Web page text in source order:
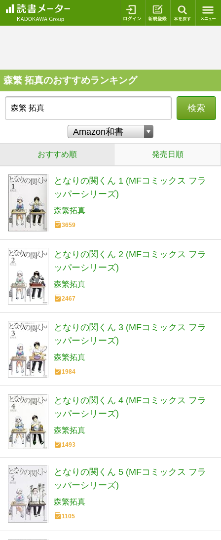
ログイン 新規登録
森繁 拓真のおすすめランキング
検索
おすすめ順 発売日順
となりの関くん 1 (MFコミックス フラ
ッパーシリーズ)
森繁拓真
3659
となりの関くん 2 (MFコミックス フラ
ッパーシリーズ)
森繁拓真
2467
となりの関くん 3 (MFコミックス フラ
ッパーシリーズ)
森繁拓真
1984
となりの関くん 4 (MFコミックス フラ
ッパーシリーズ)
森繁拓真
1493
となりの関くん 5 (MFコミックス フラ
ッパーシリーズ)
森繁拓真
1105